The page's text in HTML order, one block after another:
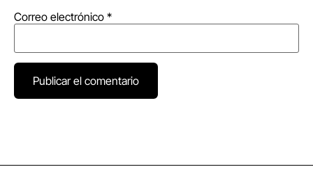
Correo electrónico *